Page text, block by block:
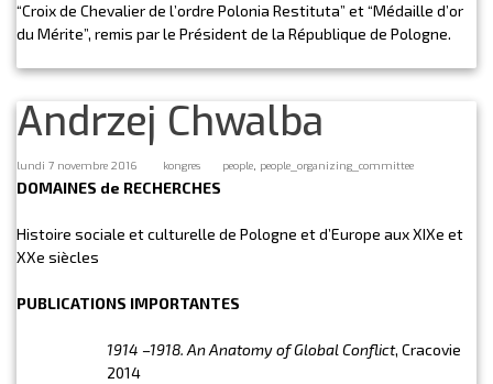
“Croix de Chevalier de l’ordre Polonia Restituta” et “Médaille d’or
du Mérite”, remis par le Président de la République de Pologne.
Andrzej Chwalba
lundi 7 novembre 2016 kongres people, people_organizing_committee
DOMAINES de RECHERCHES
Histoire sociale et culturelle de Pologne et d’Europe aux XIXe et
XXe siècles
PUBLICATIONS IMPORTANTES
1914 –1918. An Anatomy of Global Conflict, Cracovie
2014